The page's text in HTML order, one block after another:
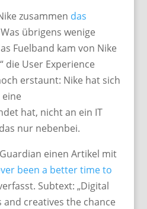
zusammen das
übrigens wenige
Fuelband kam von Nike
die User Experience
erstaunt: Nike hat sich
hat, nicht an ein IT
nur nebenbei.
einen Artikel mit
been a better time to
Subtext: „Digital
creatives the chance